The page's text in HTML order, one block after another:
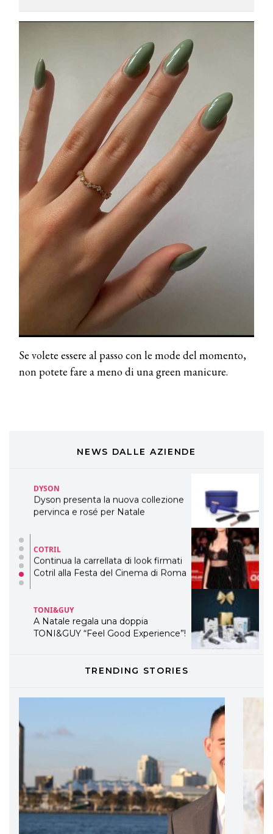
Se volete essere al passo con le mode del momento,
non potete fare a meno di una green manicure.
NEWS DALLE AZIENDE
COSMOPROF WORLDWIDE BOLOGNA
Cosmprof Worldwide Bologna
presenta THE BEAUTY &
WELLNESS CONGRESS 2022: I
TEMI
DYSON
Dyson presenta la nuova collezione
pervinca e rosé per Natale
COTRIL
Continua la carrellata di look firmati
Cotril alla Festa del Cinema di Roma
TONI&GUY
A Natale regala una doppia
TONI&GUY “Feel Good Experience”!
LABEL.M lancia la sua innovativa ed
eco-sostenibile linea di prodotti
professionali
DAVINES
Davines presenta cofanetti beauty
preziosi per un regalo adatto ad
Dyson presenta la nuova collezione
pervinca e rosé per Natale
Continua la carrellata di look firmati
Cotril alla Festa del Cinema di Roma
A Natale regala una doppia
TONI&GUY “Feel Good Experience”!
LABEL.M lancia la sua innovativa ed
Davines presenta cofanetti beauty
TRENDING STORIES